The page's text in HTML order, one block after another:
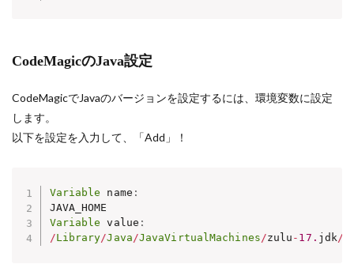
CodeMagicのJava設定
CodeMagicでJavaのバージョンを設定するには、環境変数に設定
します。
以下を設定を入力して、「Add」！
Variable name :
Variable value :
/Library/Java/JavaVirtualMachines/zulu - 17. jdk/